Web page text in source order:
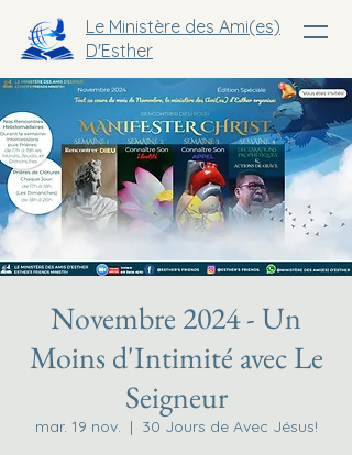
Le Ministère des Ami(es)
D'Esther
Novembre 2024 - Un
Moins d'Intimité avec Le
Seigneur
mar. 19 nov.
  |
30 Jours de Avec Jésus!